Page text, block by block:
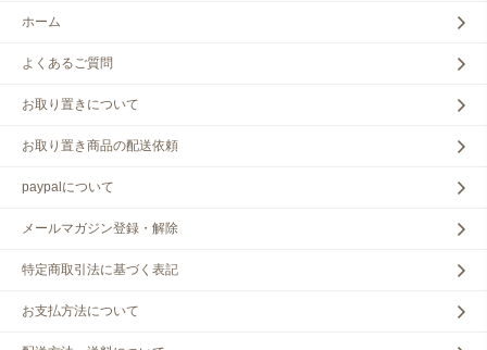
ホーム
よくあるご質問
お取り置きについて
お取り置き商品の配送依頼
paypalについて
メールマガジン登録・解除
特定商取引法に基づく表記
お支払方法について